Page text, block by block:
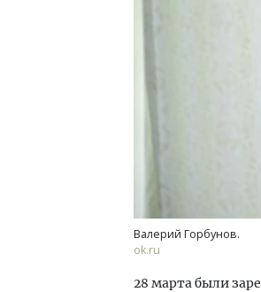
Валерий Горбунов.
ok.ru
28 марта были